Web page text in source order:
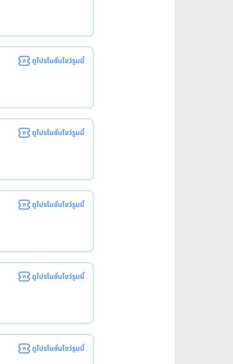
ดูโปรโมชั่นโชว์รูมนี้
ดูโปรโมชั่นโชว์รูมนี้
ดูโปรโมชั่นโชว์รูมนี้
ดูโปรโมชั่นโชว์รูมนี้
ดูโปรโมชั่นโชว์รูมนี้